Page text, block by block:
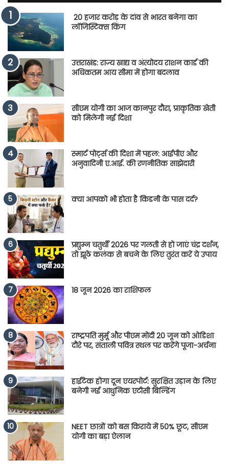
20 हजार करोड़ के दांव से भारत बनेगा का
लॉजिस्टिक्स किंग
उत्तराखंड: राज्य खाद्य व अंत्योदय राशन कार्ड की
अधिकतम आय सीमा में होगा बदलाव
सीएम योगी का आज कानपुर दौरा, प्राकृतिक खेती
को मिलेगी नई दिशा
स्मार्ट पोर्ट्स की दिशा में पहल: आईपीए और
अनुवादिनी ए.आई. की रणनीतिक साझेदारी
क्या आपको भी होता है किडनी के पास दर्द?
प्रद्युम्न चतुर्थी 2026 पर गलती से हो जाएं चंद्र दर्शन,
तो झूठे कलंक से बचने के लिए तुरंत करें ये उपाय
18 जून 2026 का राशिफल
राष्ट्रपति मुर्मू और पीएम मोदी 20 जून को ओडिशा
दौरे पर, संताली पवित्र स्थल पर करेंगे पूजा-अर्चना
हाईटेक होगा दून एयरपोर्ट: सुरक्षित उड़ान के लिए
बनेगी नई आधुनिक एटीसी बिल्डिंग
NEET छात्रों को बस किराये में 50% छूट, सीएम
योगी का बड़ा ऐलान